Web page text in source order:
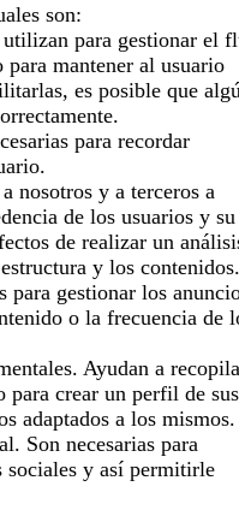
son:
utilizan para gestionar el
mantener al usuario
es posible que
para recordar
nosotros y a terceros a
de los usuarios y su
de realizar un
y los contenidos.
gestionar los
o la frecuencia de
Ayudan a
para crear un perfil de sus
adaptados a los mismos.
Son necesarias para
sociales y así permitirle